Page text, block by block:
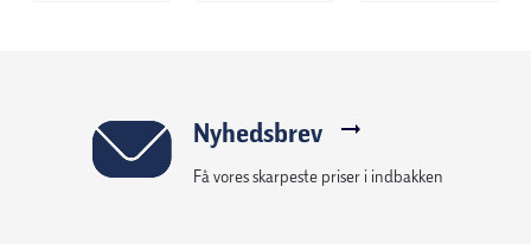
Nyhedsbrev
Få vores skarpeste priser i indbakken